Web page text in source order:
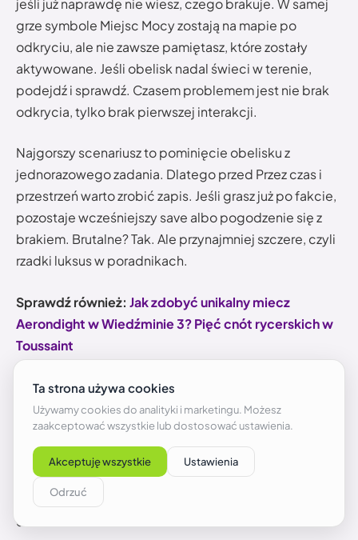
jeśli już naprawdę nie wiesz, czego brakuje. W samej
grze symbole Miejsc Mocy zostają na mapie po
odkryciu, ale nie zawsze pamiętasz, które zostały
aktywowane. Jeśli obelisk nadal świeci w terenie,
podejdź i sprawdź. Czasem problemem jest nie brak
odkrycia, tylko brak pierwszej interakcji.
Najgorszy scenariusz to pominięcie obelisku z
jednorazowego zadania. Dlatego przed Przez czas i
przestrzeń warto zrobić zapis. Jeśli grasz już po fakcie,
pozostaje wcześniejszy save albo pogodzenie się z
brakiem. Brutalne? Tak. Ale przynajmniej szczere, czyli
rzadki luksus w poradnikach.
Sprawdź również: Jak zdobyć unikalny miecz
Aerondight w Wiedźminie 3? Pięć cnót rycerskich w
Toussaint
FAQ
Ile jest wszystkich Miejsc Mocy w Wiedźminie 3?
Jeśli liczysz podstawkę, jednorazowy obszar fabularny
i Toussaint z Krwi i Wina, pełna gra ma 30 Miejsc Mocy.
Sama podstawowa mapa bez Toussaint daje mniej
obelisków.